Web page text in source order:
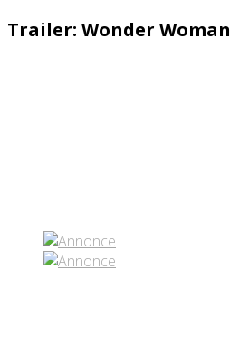
Trailer: Wonder Woman